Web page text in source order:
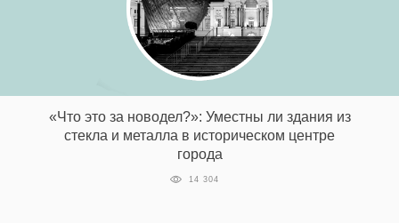
«Что это за новодел?»: Уместны ли здания из
стекла и металла в историческом центре
города
14 304